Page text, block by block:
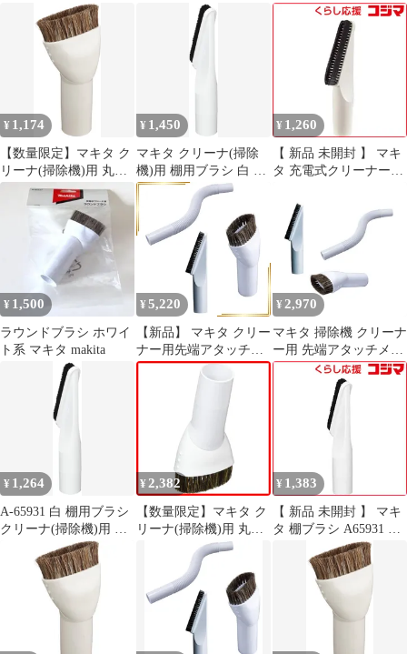
アイボリー A-37471
A-52510 未使用
(掃除機)用 マキタ
¥ 1,174
【数量限定】マキタ ク
リーナ(掃除機)用 丸型
ラウンドブラシ アイボ
リー A-37471
¥ 1,450
マキタ クリーナ(掃除
機)用 棚用ブラシ 白 A-
65931(カラー: ホワイ
ト)
¥ 1,260
【 新品 未開封 】 マキ
タ 充電式クリーナー用
用 送料無料
¥ 1,500
ラウンドブラシ ホワイ
ト系 マキタ makita
¥ 5,220
【新品】 マキタ クリー
ナー用先端アタッチメ
ント 3点(スノーホワイ
ト色)セット ラウンド
ブラシ A-65947 + 棚ブ
ラシ A-65931 + フレキ
シブルホース A-65925 1
¥ 2,970
マキタ 掃除機 クリーナ
ー用 先端アタッチメン
ト 3点セット A-65931
A-65947 A-65925 ホワ
イト 棚ブラシ ラウンド
ブラシ フレキシブルホ
ース スノーホワイト
ーナー そうじき ノズル
セット
¥ 1,264
A-65931 白 棚用ブラシ
クリーナ(掃除機)用 マ
¥ 2,382
【数量限定】マキタ ク
リーナ(掃除機)用 丸型
ラウンドブラシ 白 A-
¥ 1,383
【 新品 未開封 】 マキ
タ 棚ブラシ A65931 未
使用 送料無料